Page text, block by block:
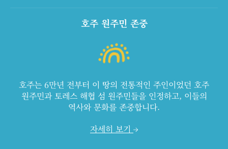
호주 원주민 존중
호주는 6만년 전부터 이 땅의 전통적인 주인이었던 호주
원주민과 토레스 해협 섬 원주민들을 인정하고, 이들의
역사와 문화를 존중합니다.
자세히 보기